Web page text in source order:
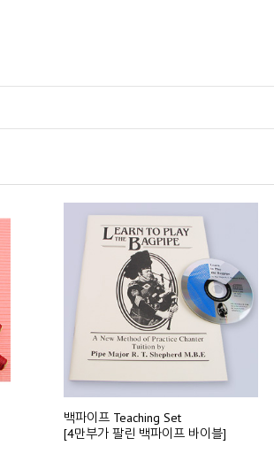
백파이프 Teaching Set
[4만부가 팔린 백파이프 바이블]